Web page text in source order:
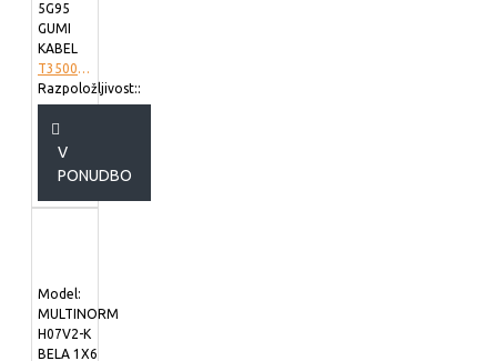
5G95
GUMI
KABEL
T3500498
Razpoložljivost::
V
PONUDBO
Model:
MULTINORM
H07V2-K
BELA 1X6